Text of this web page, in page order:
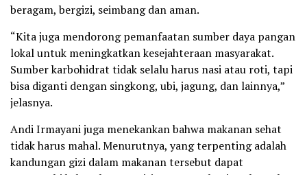
beragam, bergizi, seimbang dan aman.
“Kita juga mendorong pemanfaatan sumber daya pangan
lokal untuk meningkatkan kesejahteraan masyarakat.
Sumber karbohidrat tidak selalu harus nasi atau roti, tapi
bisa diganti dengan singkong, ubi, jagung, dan lainnya,”
jelasnya.
Andi Irmayani juga menekankan bahwa makanan sehat
tidak harus mahal. Menurutnya, yang terpenting adalah
kandungan gizi dalam makanan tersebut dapat